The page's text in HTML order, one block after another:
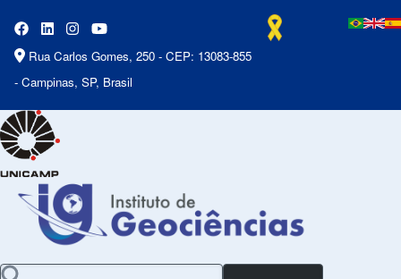
Rua Carlos Gomes, 250 - CEP: 13083-855
- Campinas, SP, Brasil